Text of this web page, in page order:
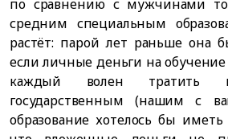
по сравнению с мужчинами
средним специальным
растёт: парой лет раньше она
если личные деньги на
каждый волен тратить
государственным (нашим с
образование хотелось бы иметь